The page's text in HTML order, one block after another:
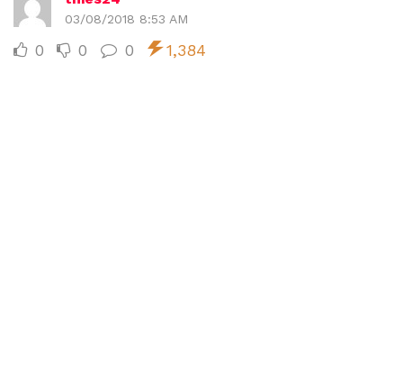
03/08/2018 8:53 AM
0 0 0 1,384